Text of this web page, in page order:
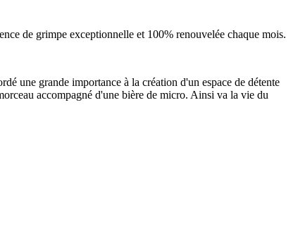
de grimpe exceptionnelle et 100% renouvelée chaque mois.
une grande importance à la création d'un espace de détente
accompagné d'une bière de micro. Ainsi va la vie du